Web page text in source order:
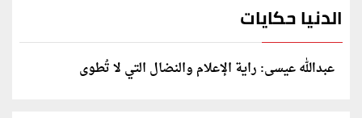
الدنيا حكايات
عبدالله عيسى: راية الإعلام والنضال التي لا تُطوى